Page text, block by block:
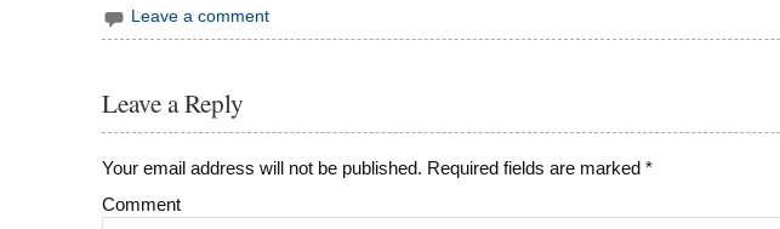
Leave a comment
Leave a Reply
Your email address will not be published. Required fields are marked*
Comment